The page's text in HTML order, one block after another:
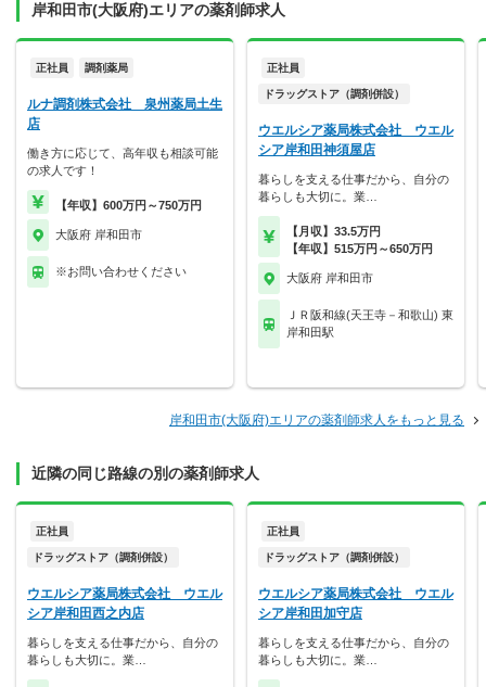
岸和田市(大阪府)エリアの薬剤師求人
正社員 調剤薬局
ルナ調剤株式会社 泉州薬局土生
店
働き方に応じて、高年収も相談可能
の求人です！
【年収】600万円～750万円
大阪府 岸和田市
※お問い合わせください
正社員
ドラッグストア（調剤併設）
ウエルシア薬局株式会社 ウエル
シア岸和田神須屋店
暮らしを支える仕事だから、自分の
暮らしも大切に。業…
【月収】33.5万円
【年収】515万円～650万円
大阪府 岸和田市
ＪＲ阪和線(天王寺－和歌山) 東
岸和田駅
岸和田市(大阪府)エリアの薬剤師求人をもっと見る
近隣の同じ路線の別の薬剤師求人
正社員
ドラッグストア（調剤併設）
ウエルシア薬局株式会社 ウエル
シア岸和田西之内店
暮らしを支える仕事だから、自分の
暮らしも大切に。業…
正社員
ドラッグストア（調剤併設）
ウエルシア薬局株式会社 ウエル
シア岸和田加守店
暮らしを支える仕事だから、自分の
暮らしも大切に。業…